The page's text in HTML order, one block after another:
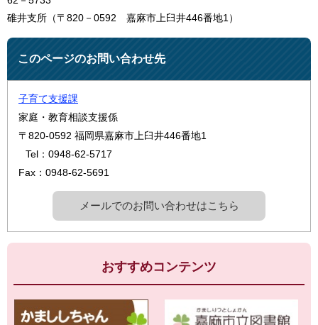
碓井支所（〒820－0592 嘉麻市上臼井446番地1）
このページのお問い合わせ先
子育て支援課
家庭・教育相談支援係
〒820-0592 福岡県嘉麻市上臼井446番地1
Tel：0948-62-5717
Fax：0948-62-5691
メールでのお問い合わせはこちら
おすすめコンテンツ